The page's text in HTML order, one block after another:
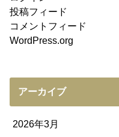
投稿フィード
コメントフィード
WordPress.org
アーカイブ
2026年3月